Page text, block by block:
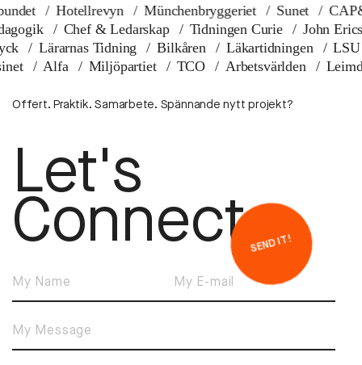
Münchenbryggeriet Sunet
CAP&Design
Fritidspedagogik
Chef & Ledarskap
Tidningen Curie
Tidning
Bilkåren Läkartidningen LSU
Magasinet
Alfa Miljöpartiet TCO
Offert. Praktik. Samarbete. Spännande nytt projekt?
Let's
Connect SEND IT!